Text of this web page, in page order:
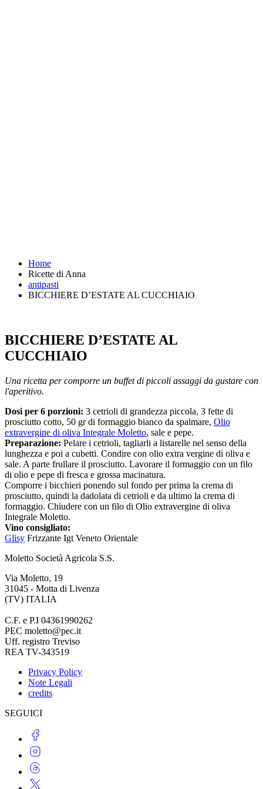
Home
Ricette di Anna
antipasti
BICCHIERE D’ESTATE AL CUCCHIAIO
BICCHIERE D’ESTATE AL
CUCCHIAIO
Una ricetta per comporre un buffet di piccoli assaggi da gustare con
l'aperitivo.
Dosi per 6 porzioni: 3 cetrioli di grandezza piccola, 3 fette di
prosciutto cotto, 50 gr di formaggio bianco da spalmare, Olio
extravergine di oliva Integrale Moletto, sale e pepe.
Preparazione: Pelare i cetrioli, tagliarli a listarelle nel senso della
lunghezza e poi a cubetti. Condire con olio extra vergine di oliva e
sale. A parte frullare il prosciutto. Lavorare il formaggio con un filo
di olio e pepe di fresca e grossa macinatura.
Comporre i bicchieri ponendo sul fondo per prima la crema di
prosciutto, quindi la dadolata di cetrioli e da ultimo la crema di
formaggio. Chiudere con un filo di Olio extravergine di oliva
Integrale Moletto.
Vino consigliato:
Glisy Frizzante Igt Veneto Orientale
Moletto Società Agricola S.S.
Via Moletto, 19
31045 - Motta di Livenza
(TV) ITALIA
C.F. e P.I 04361990262
PEC moletto@pec.it
Uff. registro Treviso
REA TV-343519
Privacy Policy
Note Legali
credits
SEGUICI